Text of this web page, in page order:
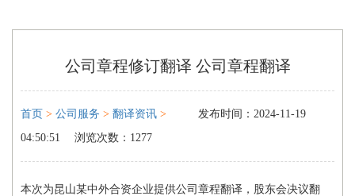
公司章程修订翻译 公司章程翻译
首页 > 公司服务 > 翻译资讯 >
发布时间：2024-11-19
04:50:51
浏览次数：1277
本次为昆山某中外合资企业提供公司章程翻译，股东会决议翻